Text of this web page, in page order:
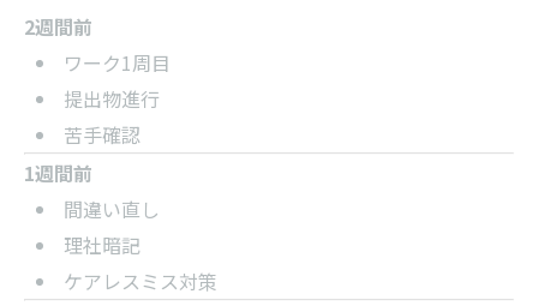
2週間前
ワーク1周目
提出物進行
苦手確認
1週間前
間違い直し
理社暗記
ケアレスミス対策